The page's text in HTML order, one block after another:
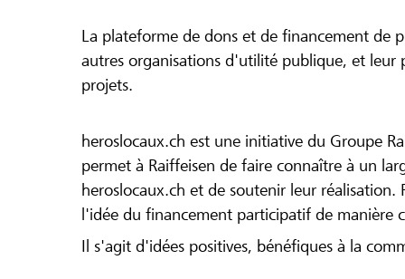
La plateforme de dons et de financement de
autres organisations d'utilité publique, et leur
projets.
heroslocaux.ch est une initiative du Groupe
permet à Raiffeisen de faire connaître à un
heroslocaux.ch et de soutenir leur
l'idée du financement participatif de manière
Il s'agit d'idées positives, bénéfiques à la